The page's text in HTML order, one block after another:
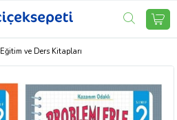
Eğitim ve Ders Kitapları